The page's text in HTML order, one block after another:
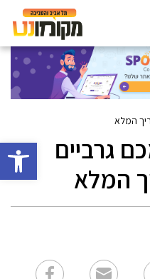
פתח
המלא
גרביים
המלא